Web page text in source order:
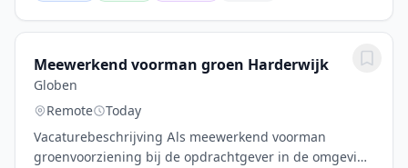
Meewerkend voorman groen Harderwijk
Globen
Remote
Today
Vacaturebeschrijving Als meewerkend voorman
groenvoorziening bij de opdrachtgever in de omgeving